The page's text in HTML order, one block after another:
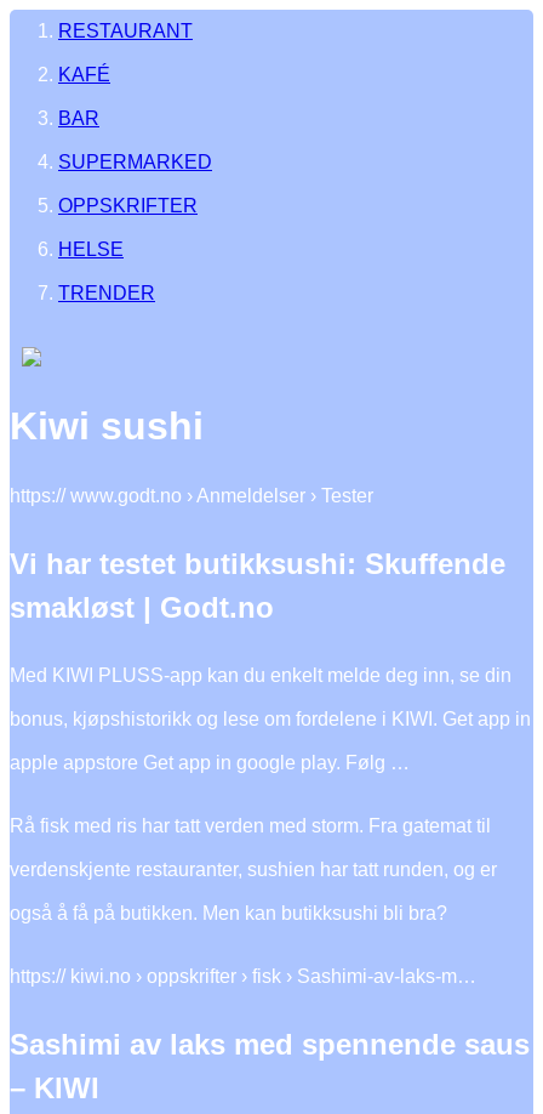
RESTAURANT
KAFÉ
BAR
SUPERMARKED
OPPSKRIFTER
HELSE
TRENDER
Kiwi sushi
https:// www.godt.no › Anmeldelser › Tester
Vi har testet butikksushi: Skuffende
smakløst | Godt.no
Med KIWI PLUSS-app kan du enkelt melde deg inn, se din
bonus, kjøpshistorikk og lese om fordelene i KIWI. Get app in
apple appstore Get app in google play. Følg …
Rå fisk med ris har tatt verden med storm. Fra gatemat til
verdenskjente restauranter, sushien har tatt runden, og er
også å få på butikken. Men kan butikksushi bli bra?
https:// kiwi.no › oppskrifter › fisk › Sashimi-av-laks-m…
Sashimi av laks med spennende saus
– KIWI